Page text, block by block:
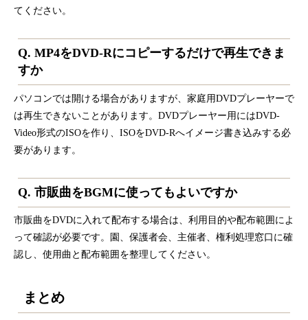
てください。
Q. MP4をDVD-Rにコピーするだけで再生できま
すか
パソコンでは開ける場合がありますが、家庭用DVDプレーヤーで
は再生できないことがあります。DVDプレーヤー用にはDVD-
Video形式のISOを作り、ISOをDVD-Rへイメージ書き込みする必
要があります。
Q. 市販曲をBGMに使ってもよいですか
市販曲をDVDに入れて配布する場合は、利用目的や配布範囲によ
って確認が必要です。園、保護者会、主催者、権利処理窓口に確
認し、使用曲と配布範囲を整理してください。
まとめ